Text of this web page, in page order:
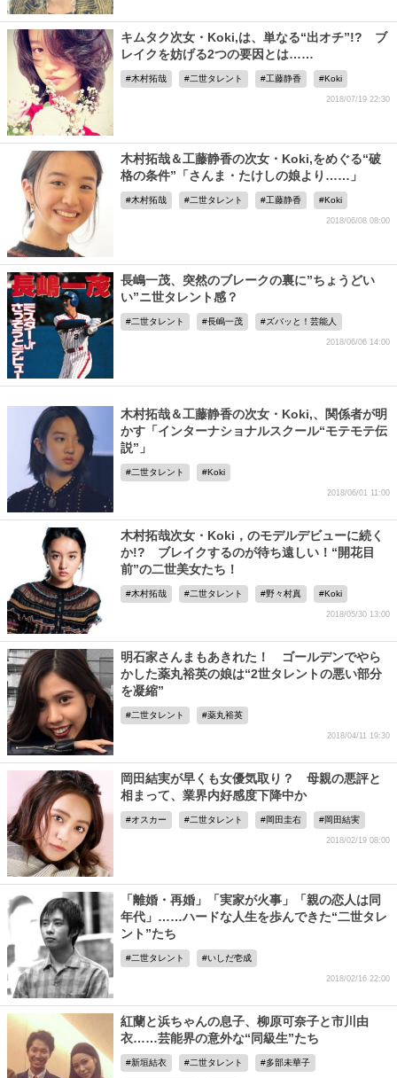
キムタク次女・Koki,は、単なる“出オチ”!? ブ
レイクを妨げる2つの要因とは……
木村拓哉 二世タレント 工藤静香 Koki
2018/07/19 22:30
木村拓哉＆工藤静香の次女・Koki,をめぐる“破
格の条件”「さんま・たけしの娘より……」
木村拓哉 二世タレント 工藤静香 Koki
2018/06/08 08:00
長嶋一茂、突然のブレークの裏に”ちょうどい
い”ニ世タレント感？
二世タレント 長嶋一茂 ズバッと！芸能人
2018/06/06 14:00
木村拓哉＆工藤静香の次女・Koki,、関係者が明
かす「インターナショナルスクール“モテモテ伝
説”」
二世タレント Koki
2018/06/01 11:00
木村拓哉次女・Koki，のモデルデビューに続く
か!? ブレイクするのが待ち遠しい！“開花目
前”の二世美女たち！
木村拓哉 二世タレント 野々村真 Koki
2018/05/30 13:00
明石家さんまもあきれた！ ゴールデンでやら
かした薬丸裕英の娘は“2世タレントの悪い部分
を凝縮”
二世タレント 薬丸裕英
2018/04/11 19:30
岡田結実が早くも女優気取り？ 母親の悪評と
相まって、業界内好感度下降中か
オスカー 二世タレント 岡田圭右 岡田結実
2018/02/19 08:00
「離婚・再婚」「実家が火事」「親の恋人は同
年代」……ハードな人生を歩んできた“二世タレ
ント”たち
二世タレント いしだ壱成
2018/02/16 22:00
紅蘭と浜ちゃんの息子、柳原可奈子と市川由
衣……芸能界の意外な“同級生”たち
新垣結衣 二世タレント 多部未華子